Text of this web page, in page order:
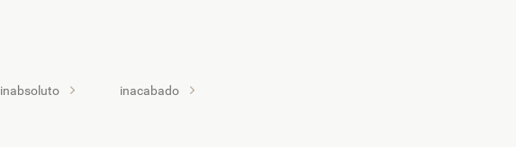
inabsoluto inacabado